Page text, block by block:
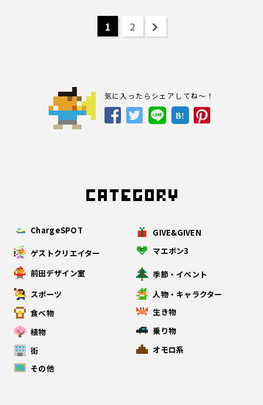
ChargeSPOT
GIVE&GIVEN
ゲストクリエイター
マエボン3
前田デザイン室
季節・イベント
スポーツ
人物・キャラクター
食べ物
生き物
植物
乗り物
街
オモロ系
その他
1 2
気に入ったらシェアしてね～！
B!